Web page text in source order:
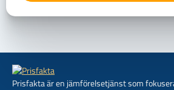
Prisfakta är en jämförelsetjänst som